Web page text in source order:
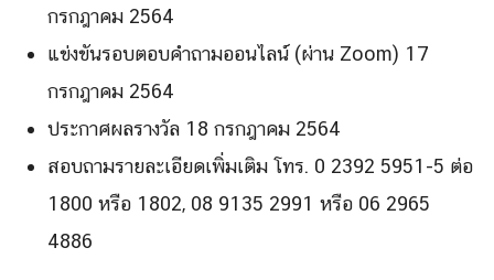
กรกฎาคม 2564
แข่งขันรอบตอบคำถามออนไลน์ (ผ่าน Zoom) 17
กรกฎาคม 2564
ประกาศผลรางวัล 18 กรกฎาคม 2564
สอบถามรายละเอียดเพิ่มเติม โทร. 0 2392 5951-5 ต่อ
1800 หรือ 1802, 08 9135 2991 หรือ 06 2965
4886